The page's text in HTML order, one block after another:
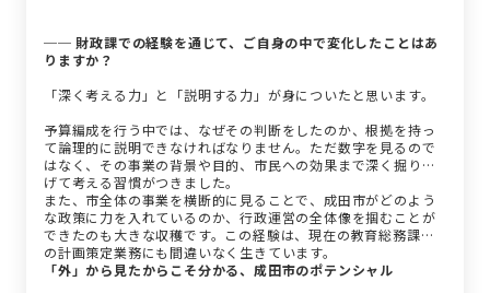
── 財政課での経験を通じて、ご自身の中で変化したことはあ
りますか？
「深く考える力」と「説明する力」が身についたと思います。
予算編成を行う中では、なぜその判断をしたのか、根拠を持っ
て論理的に説明できなければなりません。ただ数字を見るので
はなく、その事業の背景や目的、市民への効果まで深く掘り下
げて考える習慣がつきました。
また、市全体の事業を横断的に見ることで、成田市がどのよう
な政策に力を入れているのか、行政運営の全体像を掴むことが
できたのも大きな収穫です。この経験は、現在の教育総務課で
の計画策定業務にも間違いなく生きています。
「外」から見たからこそ分かる、成田市のポテンシャル